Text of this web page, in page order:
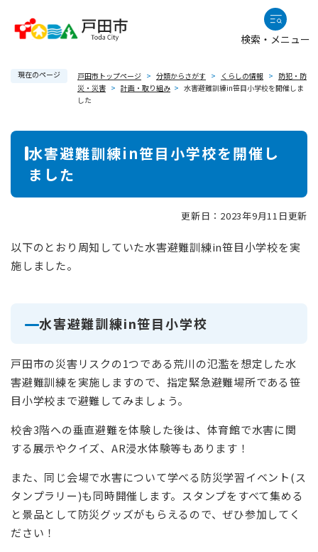
検索・メニュー
現在のページ 戸田市トップページ > 分類からさがす > くらしの情報 > 防犯・防
災・災害 > 計画・取り組み > 水害避難訓練in笹目小学校を開催しま
した
本
水害避難訓練in笹目小学校を開催し
ました
更新日：2023年9月11日更新
以下のとおり周知していた水害避難訓練in笹目小学校を実
施しました。
水害避難訓練in笹目小学校
戸田市の災害リスクの1つである荒川の氾濫を想定した水
害避難訓練を実施しますので、指定緊急避難場所である笹
目小学校まで避難してみましょう。
校舎3階への垂直避難を体験した後は、体育館で水害に関
する展示やクイズ、AR浸水体験等もあります！
また、同じ会場で水害について学べる防災学習イベント(ス
タンプラリー)も同時開催します。スタンプをすべて集める
と景品として防災グッズがもらえるので、ぜひ参加してく
ださい！